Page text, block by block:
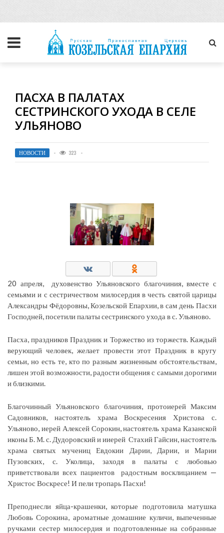
ПАСХА В ПАЛАТАХ
СЕСТРИНСКОГО УХОДА В СЕЛЕ
УЛЬЯНОВО
НОВОСТИ 323
20 апреля, духовенство Ульяновского благочиния, вместе с
семьями и с сестричеством милосердия в честь святой царицы
Александры Фёдоровны, Козельской Епархии, в сам день Пасхи
Господней, посетили палаты сестринского ухода в с. Ульяново.
Пасха, праздников Праздник и Торжество из торжеств. Каждый
верующий человек, желает провести этот Праздник в кругу
семьи, но есть те, кто по разным жизненным обстоятельствам,
лишен этой возможности, радости общения с самыми дорогими
и близкими.
Благочинный Ульяновского благочиния, протоиерей Максим
Садовников, настоятель храма Воскресения Христова с.
Ульяново, иерей Алексей Сорокин, настоятель храма Казанской
иконы Б. М. с. Дудоровский и ииерей Стахий Гайсин, настоятель
храма святых мучениц Евдокии Дарии, Дарии, и Марии
Пузовских, с. Уколица, заходя в палаты с любовью
приветствовали всех пациентов радостным восклицанием —
Христос Воскресе! И пели тропарь Пасхи!
Преподнесли яйца-крашенки, которые подготовила матушка
Любовь Сорокина, ароматные домашние куличи, выпеченные
ручками сестер милосердия и подготовленные на собранные